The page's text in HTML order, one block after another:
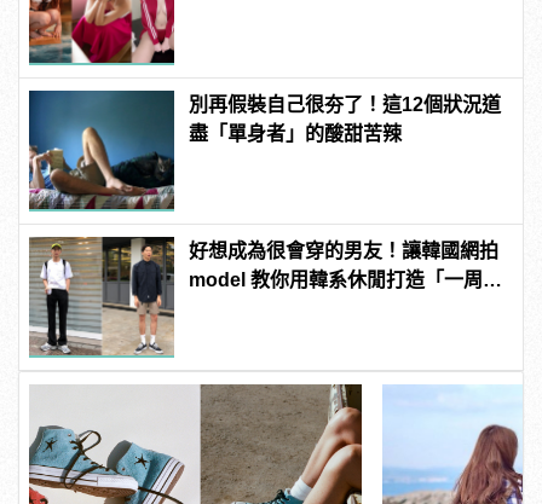
別再假裝自己很夯了！這12個狀況道
盡「單身者」的酸甜苦辣
好想成為很會穿的男友！讓韓國網拍
model 教你用韓系休閒打造「一周約